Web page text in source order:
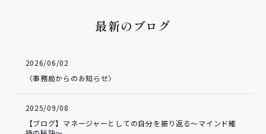
最新のブログ
2026/06/02
〈事務局からのお知らせ〉
2025/09/08
【ブログ】マネージャーとしての自分を振り返る～マインド維